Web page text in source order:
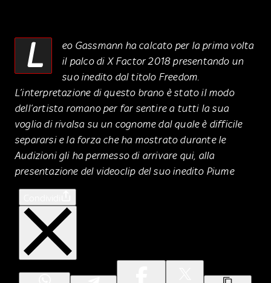
L
eo Gassmann ha calcato per la prima volta
il palco di X Factor 2018 presentando un
suo inedito dal titolo Freedom.
L’interpretazione di questo brano è stato il modo
dell’artista romano per far sentire a tutti la sua
voglia di rivalsa su un cognome dal quale è difficile
separarsi e la forza che ha mostrato durante le
Audizioni gli ha permesso di arrivare qui, alla
presentazione del videoclip del suo inedito Piume